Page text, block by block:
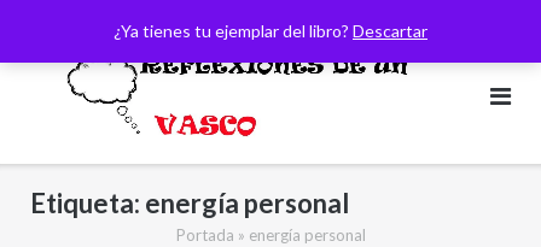
¿Ya tienes tu ejemplar del libro? Descartar
contenido
Etiqueta: energía personal
Portada » energía personal